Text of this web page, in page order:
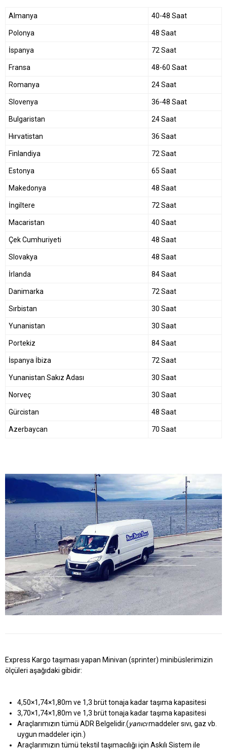
Almanya 40-48 Saat
Polonya 48 Saat
İspanya 72 Saat
Fransa 48-60 Saat
Romanya 24 Saat
Slovenya 36-48 Saat
Bulgaristan 24 Saat
Hırvatistan 36 Saat
Finlandiya 72 Saat
Estonya 65 Saat
Makedonya 48 Saat
İngiltere 72 Saat
Macaristan 40 Saat
Çek Cumhuriyeti 48 Saat
Slovakya 48 Saat
İrlanda 84 Saat
Danimarka 72 Saat
Sırbistan 30 Saat
Yunanistan 30 Saat
Portekiz 84 Saat
İspanya İbiza 72 Saat
Yunanistan Sakız Adası 30 Saat
Norveç 30 Saat
Gürcistan 48 Saat
Azerbaycan 70 Saat
Express Kargo taşıması yapan Minivan (sprinter) minibüslerimizin
ölçüleri aşağıdaki gibidir:
4,50×1,74×1,80m ve 1,3 brüt tonaja kadar taşıma kapasitesi
3,70×1,74×1,80m ve 1,3 brüt tonaja kadar taşıma kapasitesi
Araçlarımızın tümü ADR Belgelidir.(yanıcımaddeler sıvı, gaz vb.
uygun maddeler için.)
Araçlarımızın tümü tekstil taşımacılığı için Askılı Sistem ile